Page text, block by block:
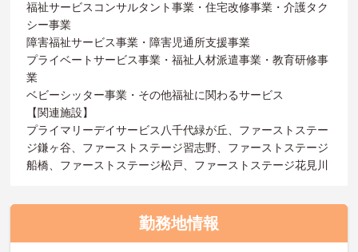
福祉サービスコンサルタント事業・住宅改修事業・介護タク
シー事業
障害福祉サービス事業・障害児通所支援事業
プライベートサービス事業・福祉人材派遣事業・教育研修事
業
ベビーシッター事業・その他福祉に関わるサービス
【関連施設】
プライマリーデイサービス八千代緑が丘、ファーストステー
ジ鎌ヶ谷、ファーストステージ習志野、ファーストステージ
船橋、ファーストステージ松戸、ファーストステージ花見川
勤務地情報